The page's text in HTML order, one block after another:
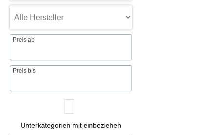
Preis ab
Preis bis
Unterkategorien mit einbeziehen